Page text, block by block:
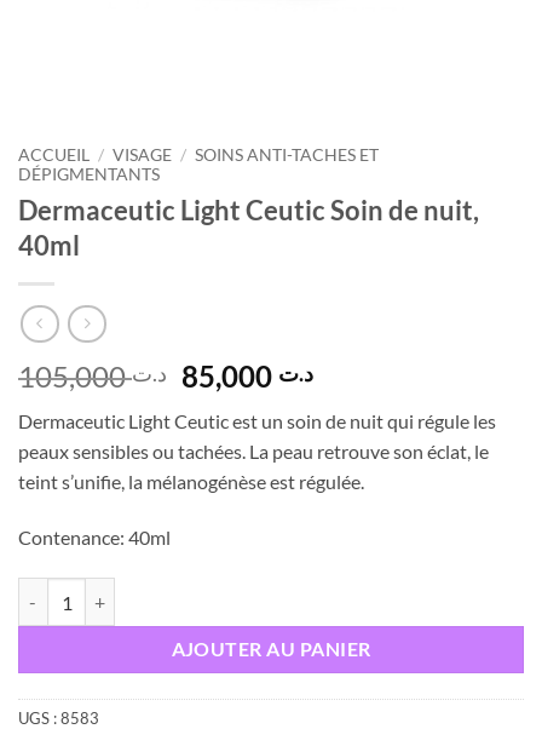
ACCUEIL / VISAGE / SOINS ANTI-TACHES ET
DÉPIGMENTANTS
Dermaceutic Light Ceutic Soin de nuit,
40ml
د.ت105,000
Le
prix
initial
était :
د.ت 105,000.
د.تLe
actuel
est :
Dermaceutic Light Ceutic est un soin de nuit qui régule les
peaux sensibles ou tachées. La peau retrouve son éclat, le
teint s’unifie, la mélanogénèse est régulée.
Contenance: 40ml
AJOUTER AU PANIER
UGS :8583